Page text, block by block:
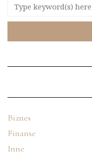
Biznes
Finanse
Inne